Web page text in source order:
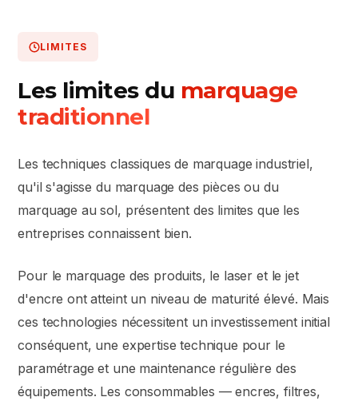
LIMITES
Les limites du marquage
traditionnel
Les techniques classiques de marquage industriel,
qu'il s'agisse du marquage des pièces ou du
marquage au sol, présentent des limites que les
entreprises connaissent bien.
Pour le marquage des produits, le laser et le jet
d'encre ont atteint un niveau de maturité élevé. Mais
ces technologies nécessitent un investissement initial
conséquent, une expertise technique pour le
paramétrage et une maintenance régulière des
équipements. Les consommables — encres, filtres,